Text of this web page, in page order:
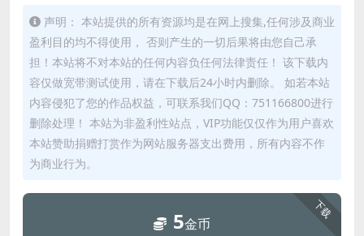
声明： 本站提供的所有资源均是在网上搜集,任何涉及商业
盈利目的均不得使用， 否则产生的一切后果将由您自己承
担！本站将不对本站的任何内容负任何法律责任！ 该下载内
容仅做宽带测试使用，请在下载后24小时内删除。 如若本站
内容侵犯了您的作品权益，可联系我们QQ：751166800进行
删除处理！ 本站为非盈利性站点，VIP功能仅仅作为用户喜欢
本站赞助捐赠打赏作为网站服务器支出费用，所有内容不作
为商业行为。
下载
5金币